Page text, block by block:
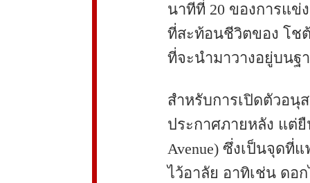
นาทีที่ 20 ของการแข่
ที่สะท้อนชีวิตของ โช
ที่จะนำมาวางอยู่บน
สำหรับการเปิดตัวอนุ
ประกาศภายหลัง แต่ยื
Avenue) ซึ่งเป็นจุดที่
ไว้อาลัย อาทิเช่น ดอ